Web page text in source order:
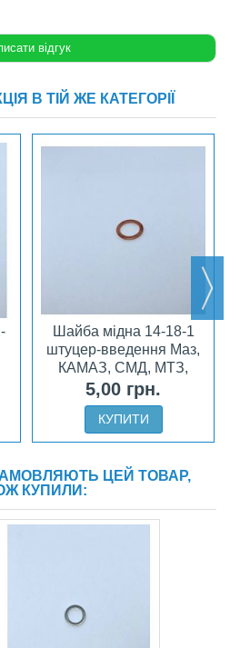
В ТІЙ ЖЕ КАТЕГОРІЇ
Шайба мідна 14-18-1
штуцер-введення Маз,
КАМАЗ, СМД, МТЗ,
ЮМЗ
5,00 грн.
КУПИТИ
ЗАМОВЛЯЮТЬ ЦЕЙ ТОВАР,
КУПИЛИ: